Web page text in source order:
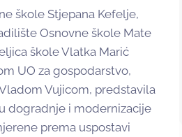
škole Stjepana Kefelje,
Osnovne škole Mate
škole Vlatka Marić
UO za gospodarstvo,
Vujicom, predstavila
dogradnje i modernizacije
prema uspostavi